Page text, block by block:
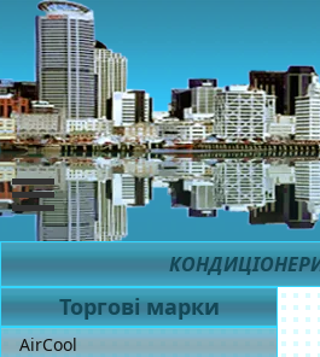
Торгові марки
AirCool